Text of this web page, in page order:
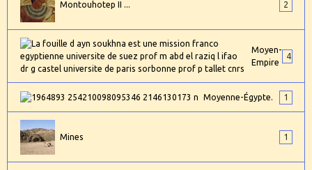
Montouhotep II ... 2
Moyen-
Empire
Moyenne-Égypte. 1
Mines 1